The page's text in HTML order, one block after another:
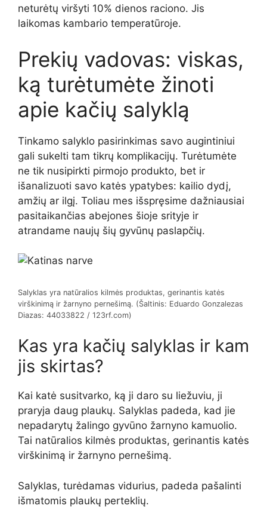
neturėtų viršyti 10% dienos raciono. Jis
laikomas kambario temperatūroje.
Prekių vadovas: viskas,
ką turėtumėte žinoti
apie kačių salyklą
Tinkamo salyklo pasirinkimas savo augintiniui
gali sukelti tam tikrų komplikacijų. Turėtumėte
ne tik nusipirkti pirmojo produkto, bet ir
išanalizuoti savo katės ypatybes: kailio dydį,
amžių ar ilgį. Toliau mes išspręsime dažniausiai
pasitaikančias abejones šioje srityje ir
atrandame naujų šių gyvūnų paslapčių.
Salyklas yra natūralios kilmės produktas, gerinantis katės
virškinimą ir žarnyno pernešimą. (Šaltinis: Eduardo Gonzalezas
Diazas: 44033822 / 123rf.com)
Kas yra kačių salyklas ir kam
jis skirtas?
Kai katė susitvarko, ką ji daro su liežuviu, ji
praryja daug plaukų. Salyklas padeda, kad jie
nepadarytų žalingo gyvūno žarnyno kamuolio.
Tai natūralios kilmės produktas, gerinantis katės
virškinimą ir žarnyno pernešimą.
Salyklas, turėdamas vidurius, padeda pašalinti
išmatomis plaukų perteklių.